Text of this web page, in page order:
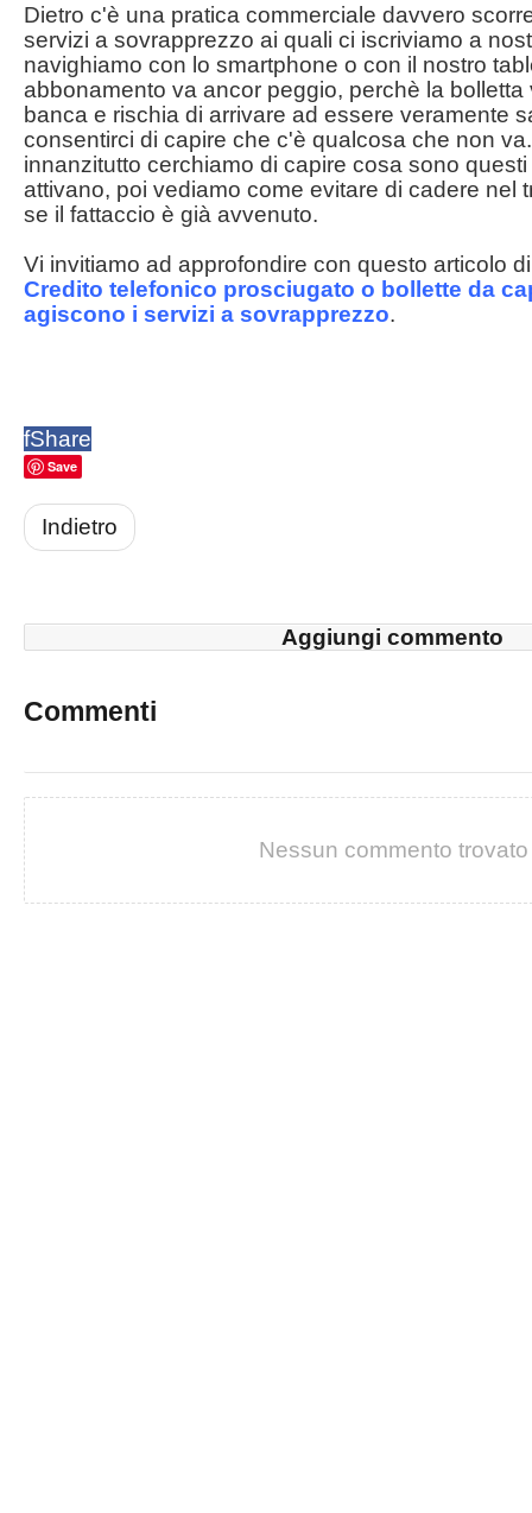
Dietro c'è una pratica commerciale davvero
servizi a sovrapprezzo ai quali ci iscriviamo a
navighiamo con lo smartphone o con il nostro
abbonamento va ancor peggio, perchè la bolletta
banca e rischia di arrivare ad essere veramente
consentirci di capire che c'è qualcosa che non
innanzitutto cerchiamo di capire cosa sono
attivano, poi vediamo come evitare di cadere nel
se il fattaccio è già avvenuto.
Vi invitiamo ad approfondire con questo articolo
Credito telefonico prosciugato o bollette da
agiscono i servizi a sovrapprezzo.
fShare
Save
Indietro
Aggiungi commento
Commenti
Nessun commento trovato